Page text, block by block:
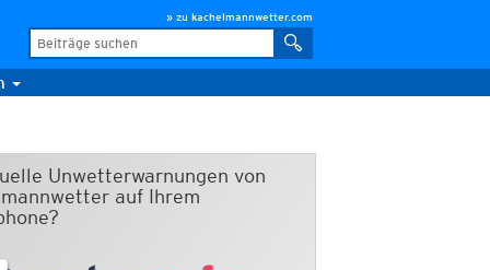
» zu kachelmannwetter.com
Unwetterwarnungen von
auf Ihrem